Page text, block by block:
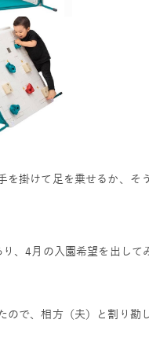
掛けて足を乗せるか、そ
、4月の入園希望を出して
ので、相方（夫）と割り勘